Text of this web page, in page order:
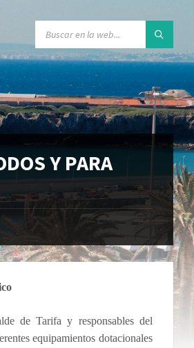
Y PARA
de Tarifa y responsables del
equipamientos dotacionales